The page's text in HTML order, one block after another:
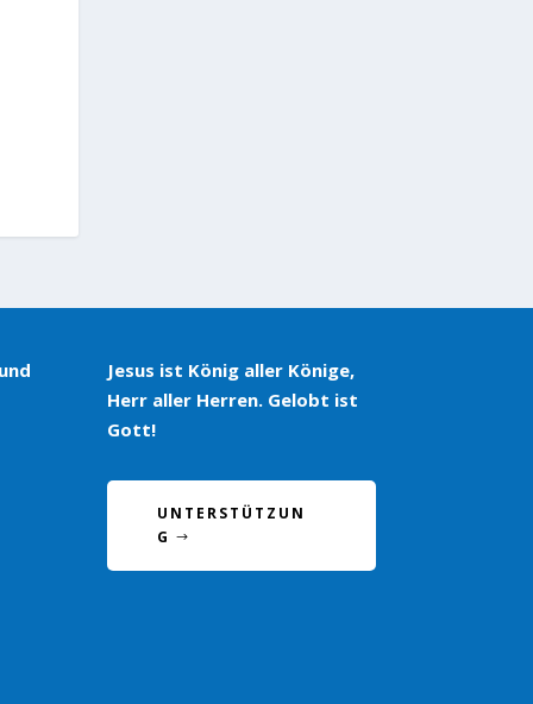
Jesus ist König aller Könige,
Herr aller Herren. Gelobt ist
Gott!
UNTERSTÜTZUN
G